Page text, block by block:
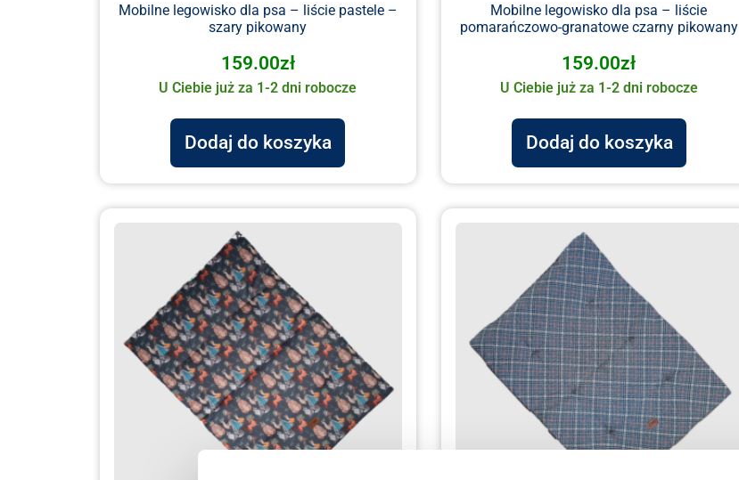
Mobilne legowisko dla psa – liście pastele –
szary pikowany
159.00zł
U Ciebie już za 1-2 dni robocze
Dodaj do koszyka
Mobilne legowisko dla psa – liście
pomarańczowo-granatowe czarny pikowany
159.00zł
U Ciebie już za 1-2 dni robocze
Dodaj do koszyka